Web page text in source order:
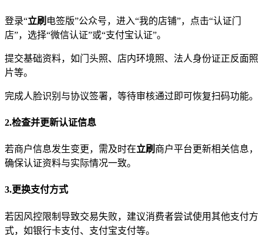
登录“立刷 电签版”公众号，进入“我的店铺”，点击“认证门
店”，选择“微信认证”或“支付宝认证”。
提交基础资料，如门头照、店内环境照、法人身份证正反面照
片等。
完成人脸识别与协议签署，等待审核通过即可恢复扫码功能。
2.检查并更新认证信息
若商户信息发生变更，需及时在立刷 商户平台更新相关信息，
确保认证资料与实际情况一致。
3.更换支付方式
若因风控限制导致交易失败，建议消费者尝试使用其他支付方
式，如银行卡支付、支付宝支付等。